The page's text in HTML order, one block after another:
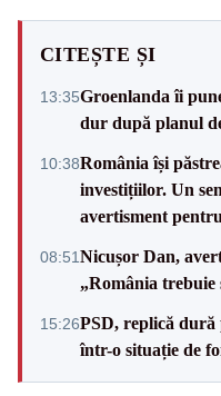
CITEȘTE ȘI
13:35Groenlanda îi
dur după planul
10:38România își
investițiilor. Un
avertisment
08:51Nicușor Dan,
„România trebuie
15:26PSD, replică dură
într-o situație de